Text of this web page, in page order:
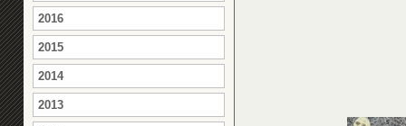
2016
2015
2014
2013